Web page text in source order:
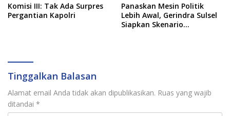
Komisi III: Tak Ada Surpres
Pergantian Kapolri
Panaskan Mesin Politik
Lebih Awal, Gerindra Sulsel
Siapkan Skenario
Tinggalkan Balasan
Alamat email Anda tidak akan dipublikasikan. Ruas yang wajib
ditandai *